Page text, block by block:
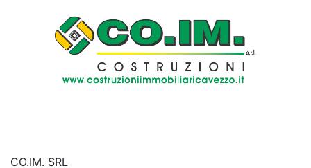
CO.IM. SRL